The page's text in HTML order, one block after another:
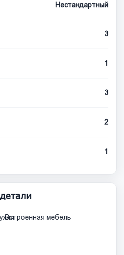
Нестандартный
3
1
3
2
1
Встроенная мебель